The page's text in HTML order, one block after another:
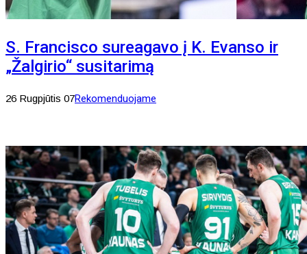
S. Francisco sureagavo į K. Evanso ir
„Žalgirio“ susitarimą
26 Rugpjūtis 07Rekomenduojame